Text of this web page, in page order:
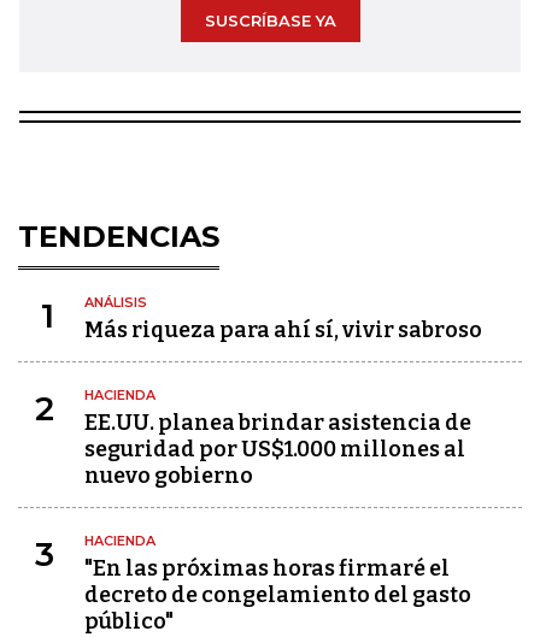
SUSCRÍBASE YA
TENDENCIAS
1 ANÁLISIS
Más riqueza para ahí sí, vivir sabroso
2 HACIENDA
EE.UU. planea brindar asistencia de
seguridad por US$1.000 millones al
nuevo gobierno
3 HACIENDA
"En las próximas horas firmaré el
decreto de congelamiento del gasto
público"